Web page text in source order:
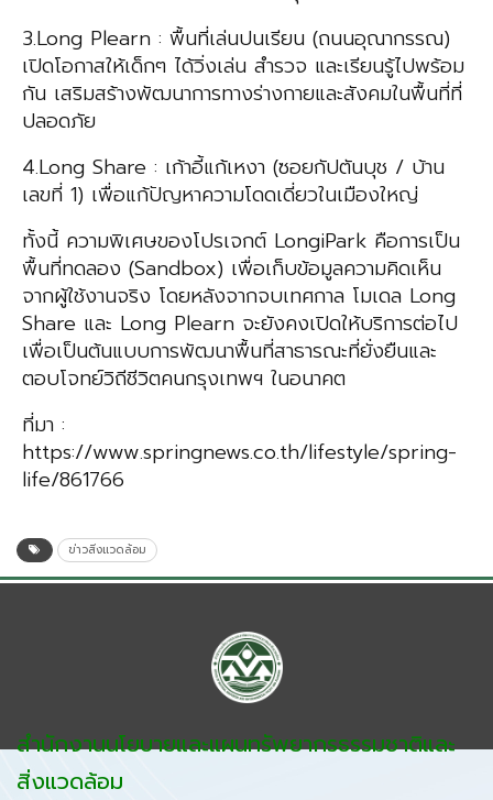
3.Long Plearn : พื้นที่เล่นปนเรียน (ถนนอุณากรรณ)
เปิดโอกาสให้เด็กๆ ได้วิ่งเล่น สำรวจ และเรียนรู้ไปพร้อม
กัน เสริมสร้างพัฒนาการทางร่างกายและสังคมในพื้นที่ที่
ปลอดภัย
4.Long Share : เก้าอี้แก้เหงา (ซอยกัปตันบุช / บ้าน
เลขที่ 1) เพื่อแก้ปัญหาความโดดเดี่ยวในเมืองใหญ่
ทั้งนี้ ความพิเศษของโปรเจกต์ LongiPark คือการเป็น
พื้นที่ทดลอง (Sandbox) เพื่อเก็บข้อมูลความคิดเห็น
จากผู้ใช้งานจริง โดยหลังจากจบเทศกาล โมเดล Long
Share และ Long Plearn จะยังคงเปิดให้บริการต่อไป
เพื่อเป็นต้นแบบการพัฒนาพื้นที่สาธารณะที่ยั่งยืนและ
ตอบโจทย์วิถีชีวิตคนกรุงเทพฯ ในอนาคต
ที่มา :
https://www.springnews.co.th/lifestyle/spring-
life/861766
ข่าวสิ่งแวดล้อม
สำนักงานนโยบายและแผนทรัพยากรธรรมชาติและ
สิ่งแวดล้อม